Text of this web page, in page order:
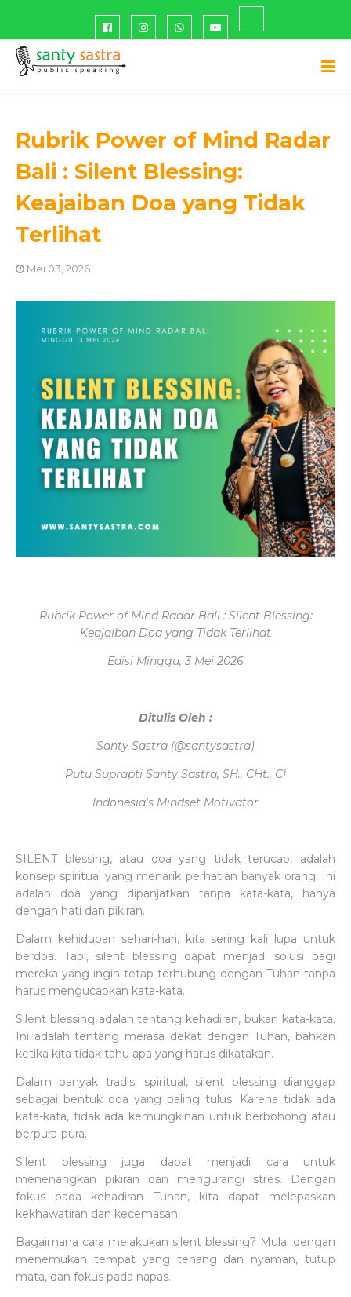
Rubrik Power of Mind Radar
Bali : Silent Blessing:
Keajaiban Doa yang Tidak
Terlihat
Mei 03, 2026
Rubrik Power of Mind Radar Bali : Silent Blessing:
Keajaiban Doa yang Tidak Terlihat
Edisi Minggu, 3 Mei 2026
Ditulis Oleh :
Santy Sastra (@santysastra)
Putu Suprapti Santy Sastra, SH., CHt., CI
Indonesia's Mindset Motivator
SILENT blessing, atau doa yang tidak terucap, adalah
konsep spiritual yang menarik perhatian banyak orang. Ini
adalah doa yang dipanjatkan tanpa kata-kata, hanya
dengan hati dan pikiran.
Dalam kehidupan sehari-hari, kita sering kali lupa untuk
berdoa. Tapi, silent blessing dapat menjadi solusi bagi
mereka yang ingin tetap terhubung dengan Tuhan tanpa
harus mengucapkan kata-kata.
Silent blessing adalah tentang kehadiran, bukan kata-kata.
Ini adalah tentang merasa dekat dengan Tuhan, bahkan
ketika kita tidak tahu apa yang harus dikatakan.
Dalam banyak tradisi spiritual, silent blessing dianggap
sebagai bentuk doa yang paling tulus. Karena tidak ada
kata-kata, tidak ada kemungkinan untuk berbohong atau
berpura-pura.
Silent blessing juga dapat menjadi cara untuk
menenangkan pikiran dan mengurangi stres. Dengan
fokus pada kehadiran Tuhan, kita dapat melepaskan
kekhawatiran dan kecemasan.
Bagaimana cara melakukan silent blessing? Mulai dengan
menemukan tempat yang tenang dan nyaman, tutup
mata, dan fokus pada napas.